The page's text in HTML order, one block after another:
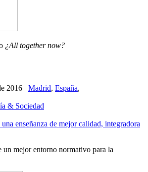
¿All togethernow?
2016 Madrid, España,
& Sociedad
enseñanza de mejor calidad, integradora
mejor entorno normativo para la